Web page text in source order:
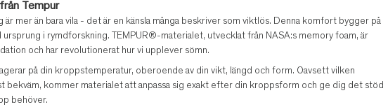
Tempur
är mer än bara vila - det är en känsla många beskriver som viktlös. Denna komfort bygger på
i rymdforskning. TEMPUR®-materialet, utvecklat från NASA:s memory foam, är
och har revolutionerat hur vi upplever sömn.
på din kroppstemperatur, oberoende av din vikt, längd och form. Oavsett vilken
bekväm, kommer materialet att anpassa sig exakt efter din kroppsform och ge dig det stöd
behöver.